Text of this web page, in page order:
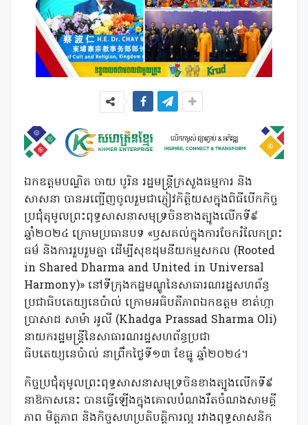
ឯកឧត្តមបណ្ឌិត ចាយ បូរិន រដ្ឋមន្ត្រីក្រសួងធម្មការ និង
សាសនា បានអញ្ជើញចូលរួមជាភ្ញៀវកិត្តិយសក្នុងពិធីបើកកិច្ច
ប្រជុំតុមូលព្រះពុទ្ធសាសនាសមុទ្រចិនខាងត្បូងលើកទី៩
ឆ្នាំ២០២៤ ក្រោមប្រធានបទ «ឫសគល់ក្នុងការចែករំលែកព្រះ
ធម៌ និងការរួបរួមគ្នា ដើម្បីសុខដុមនីយកម្មសកល (Rooted
in Shared Dharma and United in Universal
Harmony)» នៅទីក្រុងកដ្ឋមណ្ឌូនៃសាធារណរដ្ឋសហព័ន្ធ
ប្រជាធិបតេយ្យនេប៉ាល់ ក្រោមអធិបតីភាពឯកឧត្តម ខាត់ហ្កា
ប្រាសាដ សាម៉ា អូលី (Khadga Prassad Sharma Oli)
នាយករដ្ឋមន្រ្តីនៃសាធារណរដ្ឋសហព័ន្ធប្រជា
ធិបតេយ្យនេប៉ាល់ នាព្រឹកថ្ងៃទី១៣ ខែធ្នូ ឆ្នាំ២០២៤។
កិច្ចប្រជុំតុមូលព្រះពុទ្ធសាសនាសមុទ្រចិនខាងត្បូងលើកទី៩
នាឱកាសនេះ បានធ្វើឡើងក្នុងគោលបំណងរឹតចំណងសាមគ្គី
ភាព មិត្តភាព និងកិច្ចសហប្រតិបត្តិការល្អ រវាងពុទ្ធសាសនិក